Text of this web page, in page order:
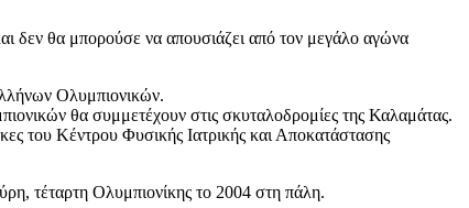
δεν θα μπορούσε να απουσιάζει από τον μεγάλο αγώνα
Ολυμπιονικών.
θα συμμετέχουν στις σκυταλοδρομίες της Καλαμάτας.
του Κέντρου Φυσικής Ιατρικής και Αποκατάστασης
τέταρτη Ολυμπιονίκης το 2004 στη πάλη.